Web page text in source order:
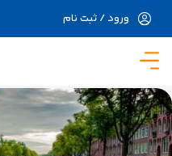
در حال حاضر
ورود / ثبت نام